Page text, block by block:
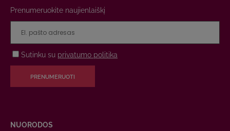
Prenumeruokite naujienlaiškį
Sutinku su privatumo politika
PRENUMERUOTI
NUORODOS